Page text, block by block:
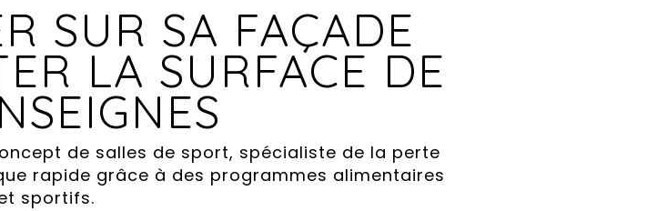
SUR SA FAÇADE
LA SURFACE DE
de salles de sport, spécialiste de la perte
rapide grâce à des programmes alimentaires
sportifs.